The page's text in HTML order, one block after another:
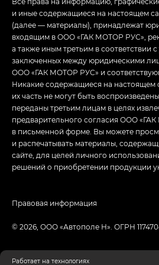
и иные содержащиеся на настоящем
(далее — материалы), принадлежат
входящим в ООО «ГАК МОТОР РУС»,
а также иным третьим в соответствии
заключенных между юридическими
ООО «ГАК МОТОР РУС» и
Никакие содержащиеся на настоящем
их часть не могут быть
переданы третьим лицам в целях
предварительного согласия ООО
в письменной форме. Вы можете
и распечатывать материалы,
сайте, для целей личного
решений о приобретении продукции
© 2026, ООО «Автополе Н». ОГРН
Правовая информация
Работает на технологиях